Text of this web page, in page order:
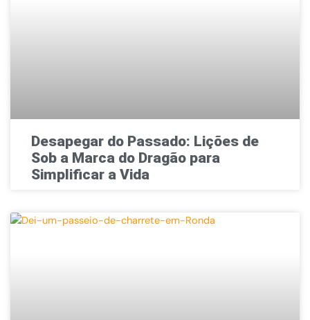
Desapegar do Passado: Lições de
Sob a Marca do Dragão para
Simplificar a Vida